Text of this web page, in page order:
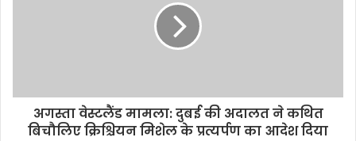
अगस्ता वेस्टलैंड मामला: दुबई की अदालत ने कथित
बिचौलिए क्रिश्चियन मिशेल के प्रत्यर्पण का आदेश दिया